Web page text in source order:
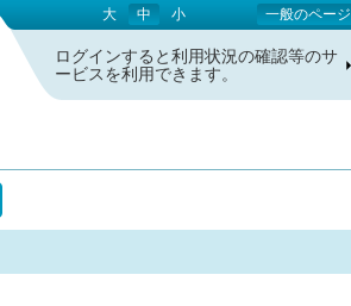
大 中 小 一般のページ
ログインすると利用状況の確認等のサ
ービスを利用できます。